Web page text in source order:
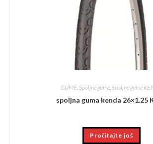
GUME Spoljne gume Spoljne gume
spoljna guma kenda 26×1.25
Pročitajte još